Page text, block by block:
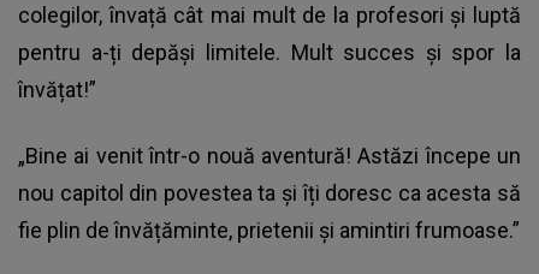
colegilor, învață cât mai mult de la profesori și luptă
pentru a-ți depăși limitele. Mult succes și spor la
învățat!”
„Bine ai venit într-o nouă aventură! Astăzi începe un
nou capitol din povestea ta și îți doresc ca acesta să
fie plin de învățăminte, prietenii și amintiri frumoase.”